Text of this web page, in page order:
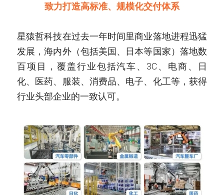
致力打造高标准、规模化交付体系
星猿哲科技在过去一年时间里商业落地进程迅猛
发展，海内外（包括美国、日本等国家）落地数
百项目，覆盖行业包括汽车、3C、电商、日
化、医药、服装、消费品、电子、化工等，获得
行业头部企业的一致认可。